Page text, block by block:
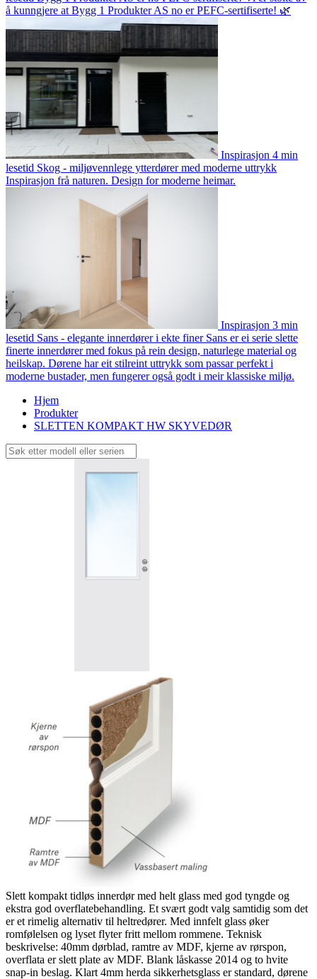
å kunngjere at Bygg 1 Produkter AS no er PEFC-sertifiserte! 🌿
Inspirasjon 4 min
lesetid Skog - miljøvennlege ytterdører med moderne uttrykk
Inspirasjon frå naturen. Design for moderne heimar.
Inspirasjon 3 min
lesetid Sans - elegante innerdører i ekte finer Sans er ei serie slette
finerte innerdører med fokus på rein design, naturlege material og
heilskap. Dørene har eit stilreint uttrykk som passar perfekt i
moderne bustader, men fungerer også godt i meir klassiske miljø.
Hjem
Produkter
SLETTEN KOMPAKT HW SKYVEDØR
Slett kompakt tidløs innerdør med helt glass med god tyngde og
ekstra god overflatebehandling. Et svært godt valg samtidig som det
er et rimelig alternativ til heltredører. Med innfelt glass øker
romfølelsen og lyset flyter fritt mellom rommene. Teknisk
beskrivelse: 40mm dørblad, ramtre av MDF, kjerne av rørspon,
overflata er slett plate av MDF. Blank låskasse 2014 og to hvite
snap-in beslag. Klart 4mm herda sikkerhetsglass er standard, dørene